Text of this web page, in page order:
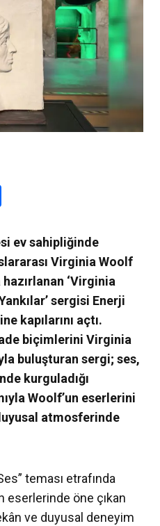
ev sahipliğinde
Virginia Woolf
‘Virginia
sergisi Enerji
kapılarını açtı.
biçimlerini Virginia
buluşturan sergi; ses,
kurguladığı
Woolf’un eserlerini
atmosferinde
teması etrafında
eserlerinde öne çıkan
ve duyusal deneyim